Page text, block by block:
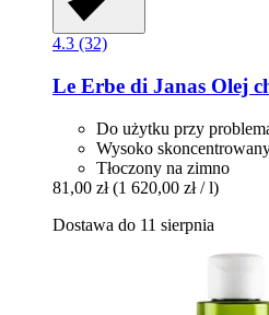
4.3 (32)
Le Erbe di Janas Olej
Do użytku przy
Wysoko
Tłoczony na zimno
81,00 zł (1 620,00 zł / l)
Dostawa do 11 sierpnia